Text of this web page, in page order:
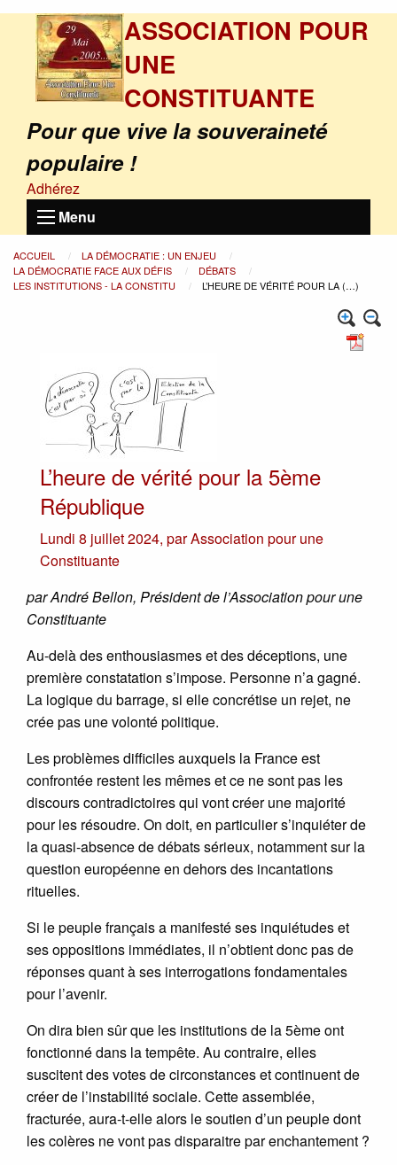
ASSOCIATION POUR
UNE
CONSTITUANTE
Pour que vive la souveraineté
populaire !
Adhérez
Menu
ACCUEIL
LA DÉMOCRATIE : UN ENJEU
LA DÉMOCRATIE FACE AUX DÉFIS
DÉBATS
LES INSTITUTIONS - LA CONSTITU
L’HEURE DE VÉRITÉ POUR LA (…)
L’heure de vérité pour la 5ème
République
Lundi 8 juillet 2024, parAssociation pour une
Constituante
par André Bellon, Président de l’Association pour une
Constituante
Au-delà des enthousiasmes et des déceptions, une
première constatation s’impose. Personne n’a gagné.
La logique du barrage, si elle concrétise un rejet, ne
crée pas une volonté politique.
Les problèmes difficiles auxquels la France est
confrontée restent les mêmes et ce ne sont pas les
discours contradictoires qui vont créer une majorité
pour les résoudre. On doit, en particulier s’inquiéter de
la quasi-absence de débats sérieux, notamment sur la
question européenne en dehors des incantations
rituelles.
Si le peuple français a manifesté ses inquiétudes et
ses oppositions immédiates, il n’obtient donc pas de
réponses quant à ses interrogations fondamentales
pour l’avenir.
On dira bien sûr que les institutions de la 5ème ont
fonctionné dans la tempête. Au contraire, elles
suscitent des votes de circonstances et continuent de
créer de l’instabilité sociale. Cette assemblée,
fracturée, aura-t-elle alors le soutien d’un peuple dont
les colères ne vont pas disparaitre par enchantement ?